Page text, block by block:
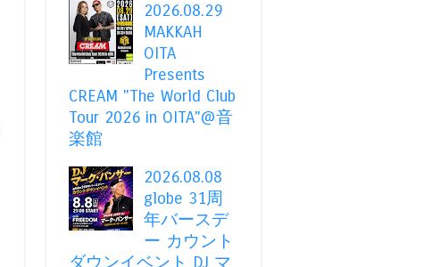
2026.08.29
MAKKAH
OITA
Presents
CREAM "The World Club
Tour 2026 in OITA"@音
楽館
2026.08.08
globe 31周
年バースデ
ー カウント
ダウンイベント DJ マ